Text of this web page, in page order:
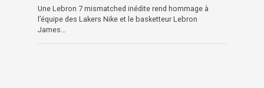
Une Lebron 7 mismatched inédite rend hommage à
l’équipe des Lakers Nike et le basketteur Lebron
James…